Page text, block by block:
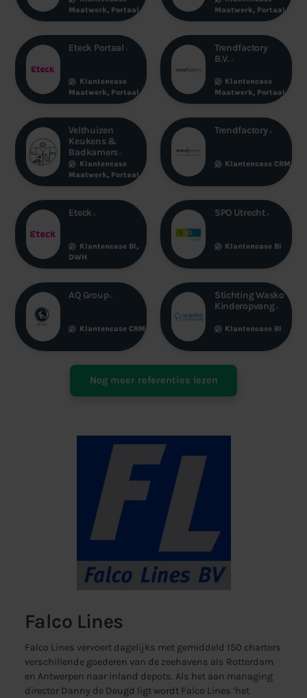
Maatwerk, Portaal
Maatwerk, Portaal
Eteck Portaal
Klantencase
Maatwerk, Portaal
Trendfactory
B.V.
Klantencase
Maatwerk, Portaal
Velthuizen
Keukens &
Badkamers
Klantencase
Maatwerk, Portaal
Trendfactory
KlantencaseCRM
Eteck
Klantencase BI,
DWH
SPO Utrecht
Klantencase BI
AQ Group
Klantencase CRM
Stichting Wasko
Kinderopvang
Klantencase BI
Nog meer referenties lezen
Falco Lines
Falco Lines vervoert dagelijks met gemiddeld 150 charters
verschillende goederen van de zeehavens als Rotterdam
en Antwerpen naar inland depots. Als het aan managing
director Danny de Deugd ligt wordt Falco Lines ‘het